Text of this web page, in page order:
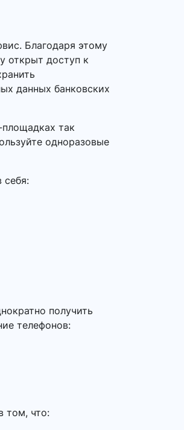
Благодаря этому
открыт доступ к
данных банковских
площадках так
одноразовые
себя:
получить
телефонов:
том, что: